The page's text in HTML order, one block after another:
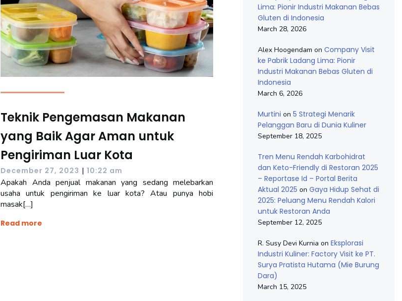
Teknik Pengemasan Makanan
yang Baik Agar Aman untuk
Pengiriman Luar Kota
December 27, 2023 | 10:22 am
Apakah Anda penjual makanan yang sedang melebarkan
usaha untuk pengiriman ke luar kota? Atau punya hobi
masak[…]
Read more
Lima: Pionir Industri Makanan Bebas
Gluten di Indonesia
March 28, 2026
Alex Hoogendam on Company Visit
ke Pabrik Ladang Lima: Pionir
Industri Makanan Bebas Gluten di
Indonesia
March 6, 2026
Murtini on 5 Strategi Menarik
Pelanggan Baru di Dunia Kuliner
September 18, 2025
Tren Menu Rendah Karbohidrat
dan Keto-Friendly di Restoran 2025
– Reportase Id – Portal Berita
Aktual 2025 on Gaya Hidup Sehat di
2025: Peluang Menu Rendah Kalori
untuk Restoran Anda
September 12, 2025
R. Susy Devi Kurnia on Eksplorasi
Industri Kuliner: Factory Visit ke PT.
Surya Pratista Hutama (Mie Burung
Dara)
March 15, 2025